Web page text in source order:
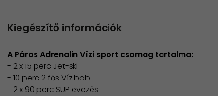
Kiegészítő információk
A Páros Adrenalin Vízi sport csomag tartalma:
- 2 x 15 perc Jet-ski
- 10 perc 2 fős Vízibob
- 2 x 90 perc SUP evezés